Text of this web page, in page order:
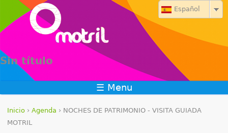
Jump to navigation
Sin título
Español
☰ Menu
S
Inicio ›Agenda › NOCHES DE PATRIMONIO - VISITA GUIADA
MOTRIL